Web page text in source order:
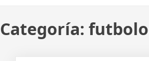
Categoría: